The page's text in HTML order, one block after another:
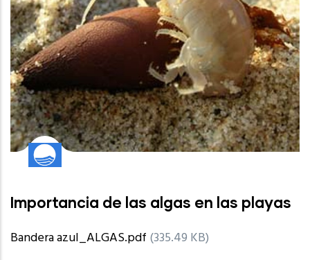
Importancia de las algas en las playas
Bandera azul_ALGAS.pdf (335.49 KB)